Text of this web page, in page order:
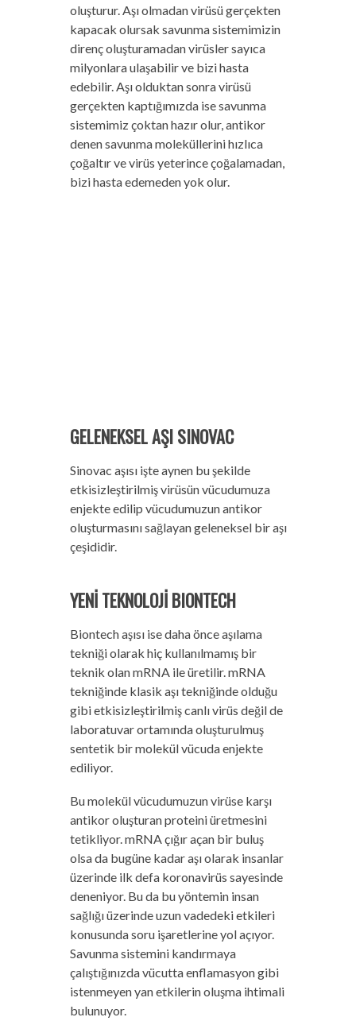
oluşturur. Aşı olmadan virüsü gerçekten
kapacak olursak savunma sistemimizin
direnç oluşturamadan virüsler sayıca
milyonlara ulaşabilir ve bizi hasta
edebilir. Aşı olduktan sonra virüsü
gerçekten kaptığımızda ise savunma
sistemimiz çoktan hazır olur, antikor
denen savunma moleküllerini hızlıca
çoğaltır ve virüs yeterince çoğalamadan,
bizi hasta edemeden yok olur.
GELENEKSEL AŞI SINOVAC
Sinovac aşısı işte aynen bu şekilde
etkisizleştirilmiş virüsün vücudumuza
enjekte edilip vücudumuzun antikor
oluşturmasını sağlayan geleneksel bir aşı
çeşididir.
YENİ TEKNOLOJİ BIONTECH
Biontech aşısı ise daha önce aşılama
tekniği olarak hiç kullanılmamış bir
teknik olan mRNA ile üretilir. mRNA
tekniğinde klasik aşı tekniğinde olduğu
gibi etkisizleştirilmiş canlı virüs değil de
laboratuvar ortamında oluşturulmuş
sentetik bir molekül vücuda enjekte
ediliyor.
Bu molekül vücudumuzun virüse karşı
antikor oluşturan proteini üretmesini
tetikliyor. mRNA çığır açan bir buluş
olsa da bugüne kadar aşı olarak insanlar
üzerinde ilk defa koronavirüs sayesinde
deneniyor. Bu da bu yöntemin insan
sağlığı üzerinde uzun vadedeki etkileri
konusunda soru işaretlerine yol açıyor.
Savunma sistemini kandırmaya
çalıştığınızda vücutta enflamasyon gibi
istenmeyen yan etkilerin oluşma ihtimali
bulunuyor.